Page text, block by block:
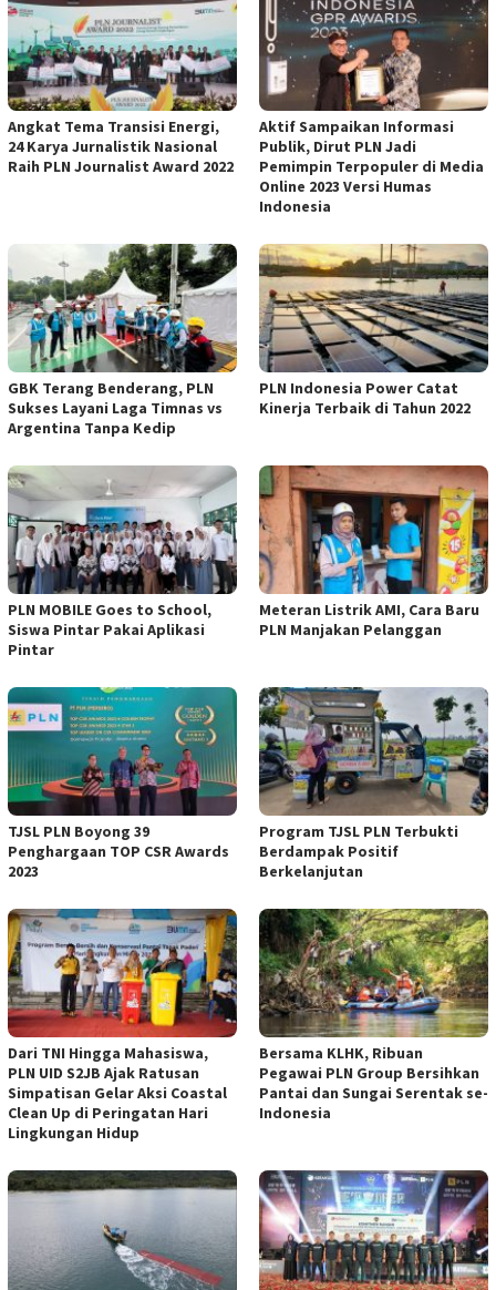
Angkat Tema Transisi Energi,
24 Karya Jurnalistik Nasional
Raih PLN Journalist Award 2022
Aktif Sampaikan Informasi
Publik, Dirut PLN Jadi
Pemimpin Terpopuler di Media
Online 2023 Versi Humas
Indonesia
GBK Terang Benderang, PLN
Sukses Layani Laga Timnas vs
Argentina Tanpa Kedip
PLN Indonesia Power Catat
Kinerja Terbaik di Tahun 2022
PLN MOBILE Goes to School,
Siswa Pintar Pakai Aplikasi
Pintar
Meteran Listrik AMI, Cara Baru
PLN Manjakan Pelanggan
TJSL PLN Boyong 39
Penghargaan TOP CSR Awards
2023
Program TJSL PLN Terbukti
Berdampak Positif
Berkelanjutan
Dari TNI Hingga Mahasiswa,
PLN UID S2JB Ajak Ratusan
Simpatisan Gelar Aksi Coastal
Clean Up di Peringatan Hari
Lingkungan Hidup
Bersama KLHK, Ribuan
Pegawai PLN Group Bersihkan
Pantai dan Sungai Serentak se-
Indonesia